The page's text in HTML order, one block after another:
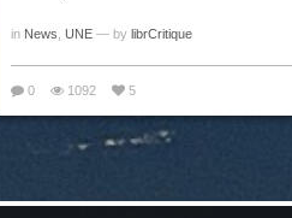
in News, UNE — by librCritique
0 1092 5